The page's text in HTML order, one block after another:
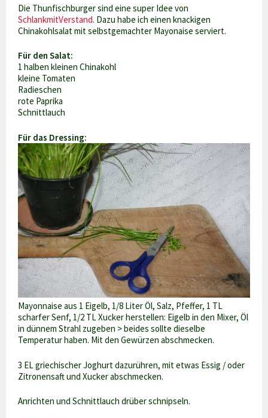
Die Thunfischburger sind eine super Idee von
SchlankmitVerstand. Dazu habe ich einen knackigen
Chinakohlsalat mit selbstgemachter Mayonaise serviert.
Für den Salat:
1 halben kleinen Chinakohl
kleine Tomaten
Radieschen
rote Paprika
Schnittlauch
Für das Dressing:
Mayonnaise aus 1 Eigelb, 1/8 Liter Öl, Salz, Pfeffer, 1 TL
scharfer Senf, 1/2 TL Xucker herstellen: Eigelb in den Mixer, Öl
in dünnem Strahl zugeben > beides sollte dieselbe
Temperatur haben. Mit den Gewürzen abschmecken.
3 EL griechischer Joghurt dazurühren, mit etwas Essig / oder
Zitronensaft und Xucker abschmecken.
Anrichten und Schnittlauch drüber schnipseln.